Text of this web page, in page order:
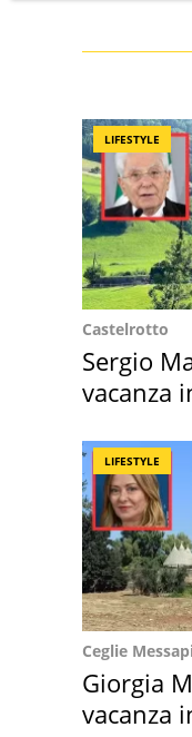
LIFESTYLE
Castelrotto
Sergio
vacanza
LIFESTYLE
Ceglie
Giorgia
vacanza